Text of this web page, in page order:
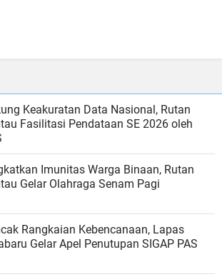
Keakuratan Data Nasional, Rutan
Fasilitasi Pendataan SE 2026 oleh
Imunitas Warga Binaan, Rutan
Gelar Olahraga Senam Pagi
Rangkaian Kebencanaan, Lapas
Gelar Apel Penutupan SIGAP PAS